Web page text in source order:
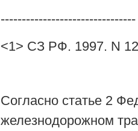
--------------------------------
<1> СЗ РФ. 1997. N
Согласно статье 2
железнодорожном